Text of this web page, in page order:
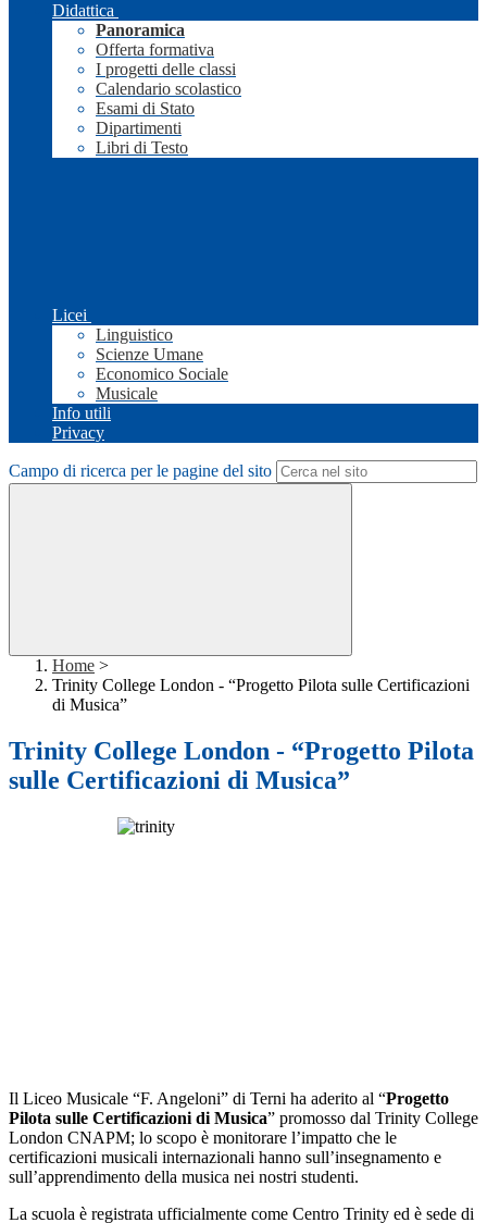
Didattica
Panoramica
Offerta formativa
I progetti delle classi
Calendario scolastico
Esami di Stato
Dipartimenti
Libri di Testo
Licei
Linguistico
Scienze Umane
Economico Sociale
Musicale
Info utili
Privacy
Campo di ricerca per le pagine del sito
Home >
Trinity College London - “Progetto Pilota sulle Certificazioni
di Musica”
Trinity College London - “Progetto Pilota
sulle Certificazioni di Musica”
Il Liceo Musicale “F. Angeloni” di Terni ha aderito al “Progetto
Pilota sulle Certificazioni di Musica” promosso dal Trinity College
London CNAPM; lo scopo è monitorare l’impatto che le
certificazioni musicali internazionali hanno sull’insegnamento e
sull’apprendimento della musica nei nostri studenti.
La scuola è registrata ufficialmente come Centro Trinity ed è sede di